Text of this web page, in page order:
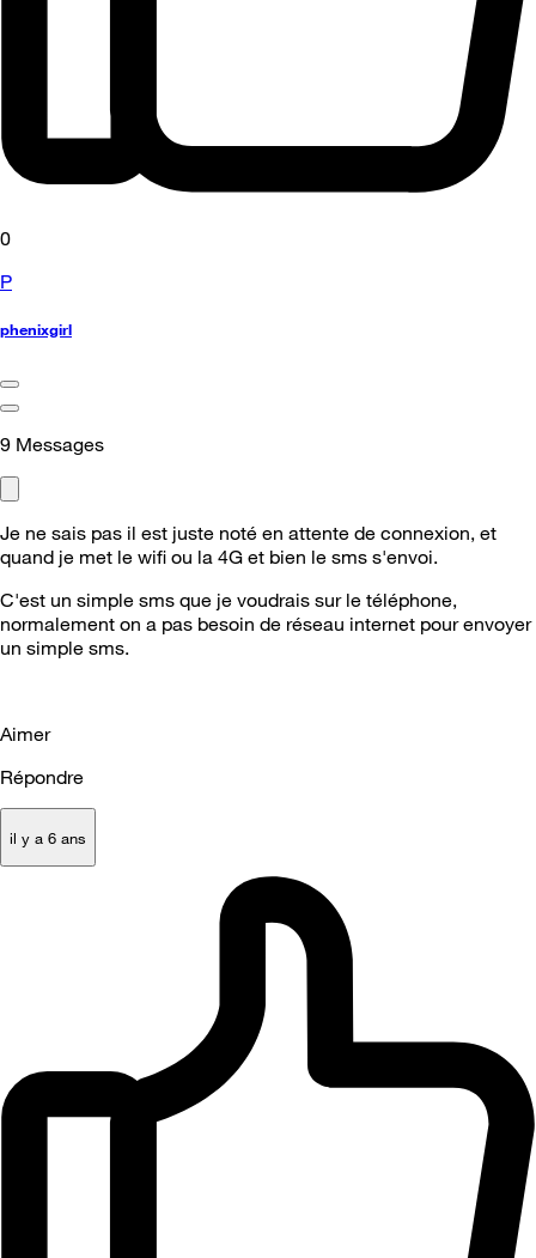
0
P
phenixgirl
9 Messages
Je ne sais pas il est juste noté en attente de connexion, et
quand je met le wifi ou la 4G et bien le sms s'envoi.
C'est un simple sms que je voudrais sur le téléphone,
normalement on a pas besoin de réseau internet pour envoyer
un simple sms.
Aimer
Répondre
il y a 6 ans